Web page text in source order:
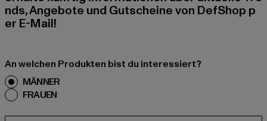
nds, Angebote und Gutscheine von DefShop p
er E-Mail!
An welchen Produkten bist du interessiert?
MÄNNER
FRAUEN